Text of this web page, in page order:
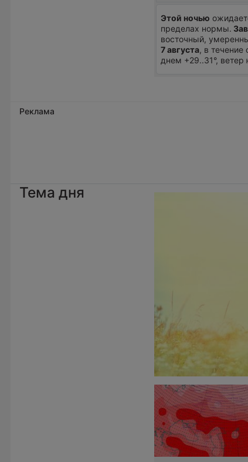
Этой ночью
пределах нормы.
восточный,
7 августа, в
днем +29..31°,
Реклама
Тема дня